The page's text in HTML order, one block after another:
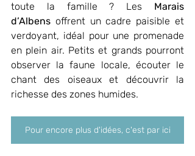
toute la famille ? Les Marais
d’Albens offrent un cadre paisible et
verdoyant, idéal pour une promenade
en plein air. Petits et grands pourront
observer la faune locale, écouter le
chant des oiseaux et découvrir la
richesse des zones humides.
Pour encore plus d'idées, c'est par ici